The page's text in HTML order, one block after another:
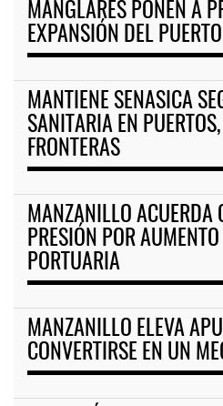
MANGLARES PONEN A
EXPANSIÓN DEL
MANTIENE SENASICA
SANITARIA EN
FRONTERAS
MANZANILLO ACUERDA
PRESIÓN POR
PORTUARIA
MANZANILLO ELEVA
CONVERTIRSE EN UN